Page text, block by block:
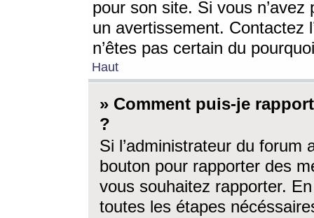
pour son site. Si vous
un avertissement. Contactez
n’êtes pas certain du
Haut
» Comment puis-je
?
Si l’administrateur du forum
bouton pour rapporter des
vous souhaitez rapporter.
toutes les étapes